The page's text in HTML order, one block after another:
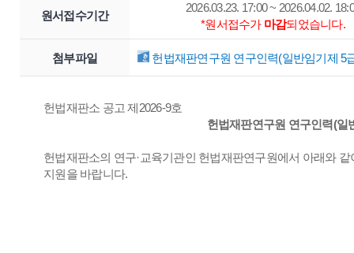
원서접수기간
2026.03.23. 17:00 ~ 2026.04.02.
*원서접수가 마감되었습니다.
첨부파일 헌법재판연구원 연구인력(일반임기제 5
헌법재판소 공고 제2026-9호
헌법재판연구원 연구인력(일
헌법재판소의 연구·교육기관인 헌법재판연구원에서 아래와
지원을 바랍니다.